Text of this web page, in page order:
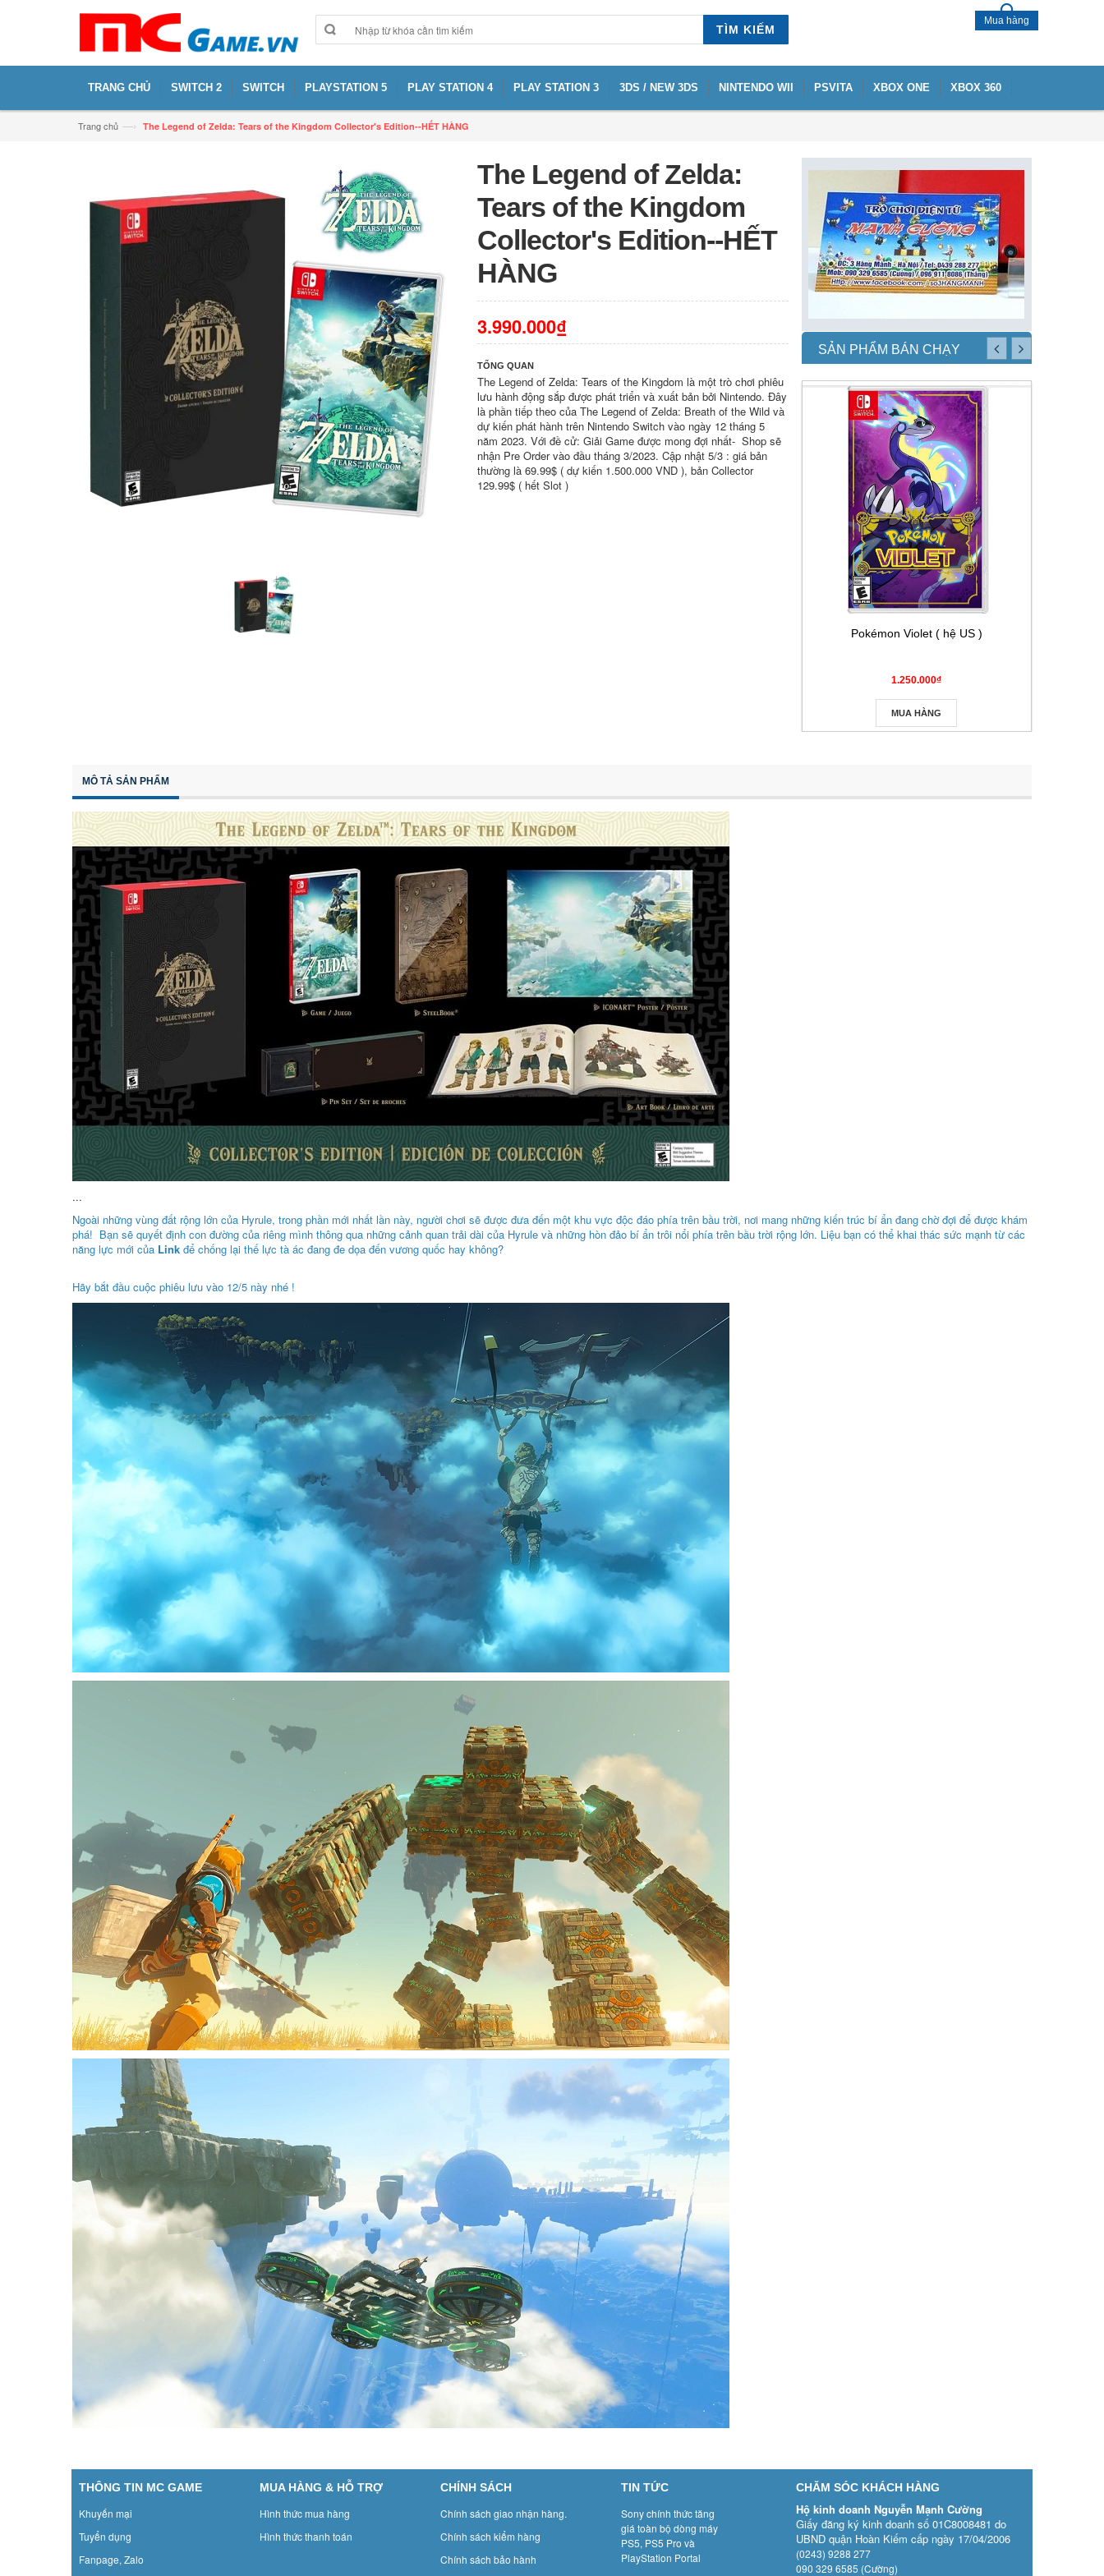
TÌM KIẾM
Mua hàng
TRANG CHỦ SWITCH 2 SWITCH PLAYSTATION 5 PLAY STATION 4 PLAY STATION 3 3DS / NEW 3DS NINTENDO WII PSVITA XBOX ONE XBOX 360
Trang chủ —› The Legend of Zelda: Tears of the Kingdom Collector's Edition--HẾT HÀNG
The Legend of Zelda:
Tears of the Kingdom
Collector's Edition--HẾT
HÀNG
3.990.000₫
TỔNG QUAN
The Legend of Zelda: Tears of the Kingdom là một trò chơi phiêu
lưu hành động sắp được phát triển và xuất bản bởi Nintendo. Đây
là phần tiếp theo của The Legend of Zelda: Breath of the Wild và
dự kiến ​​phát hành trên Nintendo Switch vào ngày 12 tháng 5
năm 2023. Với đề cử: Giải Game được mong đợi nhất- Shop sẽ
nhận Pre Order vào đầu tháng 3/2023. Cập nhật 5/3 : giá bản
thường là 69.99$ ( dự kiến 1.500.000 VND ), bản Collector
129.99$ ( hết Slot )
SẢN PHẨM BÁN CHẠY
Pokémon Violet ( hệ US )
1.250.000₫
MUA HÀNG
MÔ TẢ SẢN PHẨM
...
Ngoài những vùng đất rộng lớn của Hyrule, trong phần mới nhất lần này, người chơi sẽ được đưa đến một khu vực độc đáo phía trên bầu trời, nơi mang những kiến trúc bí ẩn đang chờ đợi để được khám
phá! Bạn sẽ quyết định con đường của riêng mình thông qua những cảnh quan trải dài của Hyrule và những hòn đảo bí ẩn trôi nổi phía trên bầu trời rộng lớn. Liệu bạn có thể khai thác sức mạnh từ các
năng lực mới của Link để chống lại thế lực tà ác đang đe dọa đến vương quốc hay không?
Hãy bắt đầu cuộc phiêu lưu vào 12/5 này nhé !
THÔNG TIN MC GAME
Khuyến mại
Tuyển dụng
Fanpage, Zalo
MUA HÀNG & HỖ TRỢ
Hình thức mua hàng
Hình thức thanh toán
CHÍNH SÁCH
Chính sách giao nhận hàng.
Chính sách kiểm hàng
Chính sách bảo hành
TIN TỨC
Sony chính thức tăng
giá toàn bộ dòng máy
PS5, PS5 Pro và
PlayStation Portal
CHĂM SÓC KHÁCH HÀNG
Hộ kinh doanh Nguyễn Mạnh Cường
Giấy đăng ký kinh doanh số 01C8008481 do
UBND quận Hoàn Kiếm cấp ngày 17/04/2006
(0243) 9288 277
090 329 6585 (Cường)